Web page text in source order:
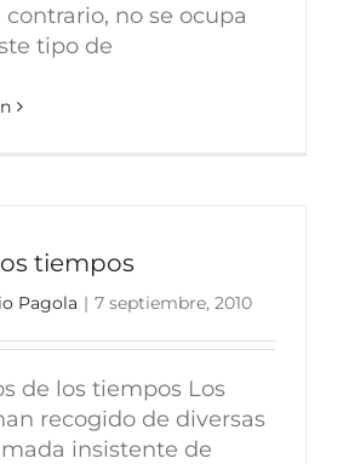
contrario, no se ocupa
tipo de
tiempos
Pagola | 7 septiembre, 2010
de los tiempos Los
recogido de diversas
insistente de